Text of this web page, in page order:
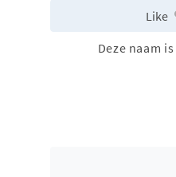
Like
Deze naam is